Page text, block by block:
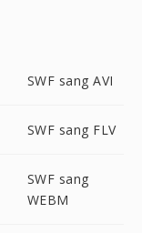
SWF sang AVI
SWF sang FLV
SWF sang
WEBM